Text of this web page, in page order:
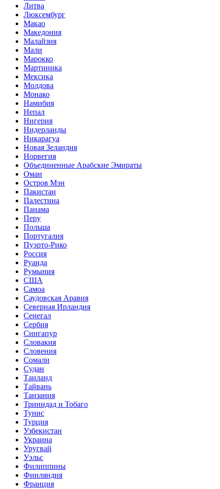
Литва
Люксембург
Макао
Македония
Малайзия
Мали
Марокко
Мартиника
Мексика
Молдова
Монако
Намибия
Непал
Нигерия
Нидерланды
Никарагуа
Новая Зеландия
Норвегия
Объединенные Арабские Эмираты
Оман
Остров Мэн
Пакистан
Палестина
Панама
Перу
Польша
Португалия
Пуэрто-Рико
Россия
Руанда
Румыния
США
Самоа
Саудовская Аравия
Северная Ирландия
Сенегал
Сербия
Сингапур
Словакия
Словения
Сомали
Судан
Таиланд
Тайвань
Танзания
Тринидад и Тобаго
Тунис
Турция
Узбекистан
Украина
Уругвай
Уэльс
Филиппины
Финляндия
Франция